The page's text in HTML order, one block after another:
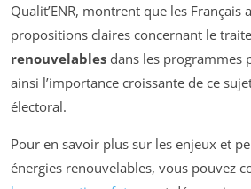
Qualit’ENR, montrent que les Français
propositions claires concernant le
renouvelables dans les programmes
ainsi l’importance croissante de ce
électoral.
Pour en savoir plus sur les enjeux et
énergies renouvelables, vous pouvez